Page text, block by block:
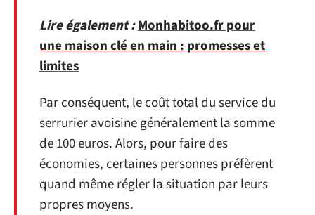
Lire également :Monhabitoo.fr pour
une maison clé en main : promesses et
limites
Par conséquent, le coût total du service du
serrurier avoisine généralement la somme
de 100 euros. Alors, pour faire des
économies, certaines personnes préfèrent
quand même régler la situation par leurs
propres moyens.